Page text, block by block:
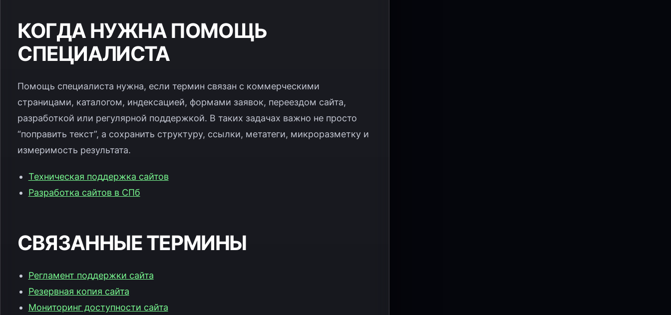
КОГДА НУЖНА ПОМОЩЬ
СПЕЦИАЛИСТА
Помощь специалиста нужна, если термин связан с коммерческими
страницами, каталогом, индексацией, формами заявок, переездом сайта,
разработкой или регулярной поддержкой. В таких задачах важно не просто
“поправить текст”, а сохранить структуру, ссылки, метатеги, микроразметку и
измеримость результата.
Техническая поддержка сайтов
Разработка сайтов в СПб
СВЯЗАННЫЕ ТЕРМИНЫ
Регламент поддержки сайта
Резервная копия сайта
Мониторинг доступности сайта